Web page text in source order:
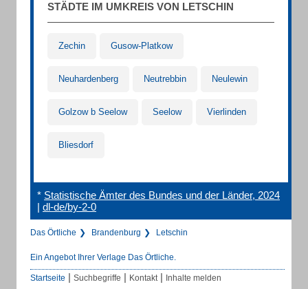
STÄDTE IM UMKREIS VON LETSCHIN
Zechin Gusow-Platkow
Neuhardenberg Neutrebbin Neulewin
Golzow b Seelow Seelow Vierlinden
Bliesdorf
* Statistische Ämter des Bundes und der Länder, 2024
| dl-de/by-2-0
Das Örtliche Brandenburg Letschin
Ein Angebot Ihrer Verlage Das Örtliche.
Startseite | Suchbegriffe | Kontakt | Inhalte melden